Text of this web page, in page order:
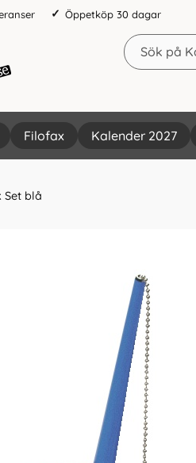
Öppetköp 30 dagar
Filofax Kalender 2027
Set blå